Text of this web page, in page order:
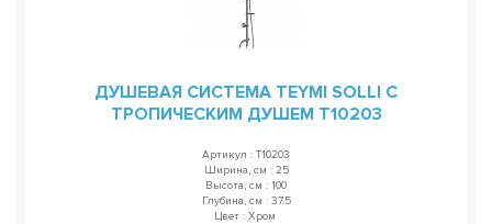
ДУШЕВАЯ СИСТЕМА TEYMI SOLLI С
ТРОПИЧЕСКИМ ДУШЕМ T10203
Артикул : T10203
Ширина, см : 25
Высота, см : 100
Глубина, см : 37.5
Цвет : Хром